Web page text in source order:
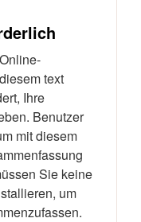
text
Ihre
Benutzer
mit diesem
Sie keine
um